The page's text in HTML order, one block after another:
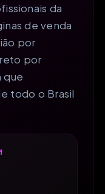
da
de venda
por
por
que
todo o Brasil